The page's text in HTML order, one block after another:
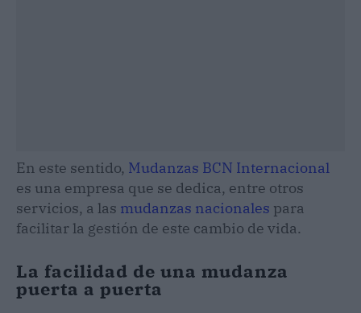
En este sentido, Mudanzas BCN Internacional
es una empresa que se dedica, entre otros
servicios, a las mudanzas nacionales para
facilitar la gestión de este cambio de vida.
La facilidad de una mudanza
puerta a puerta